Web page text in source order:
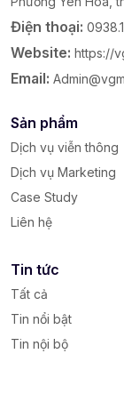
Điện thoại:
Website: https://
Email:
Sản phẩm
Dịch vụ viễn thông
Dịch vụ Marketing
Case Study
Liên hệ
Tin tức
Tất cả
Tin nổi bật
Tin nội bộ